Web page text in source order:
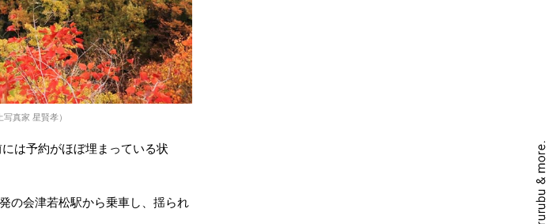
真家 星賢孝）
は予約がほぼ埋まっている状
の会津若松駅から乗車し、揺られ